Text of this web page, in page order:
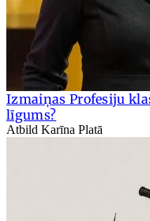
Izmaiņas Profesiju
līgums?
Atbild Karīna Platā